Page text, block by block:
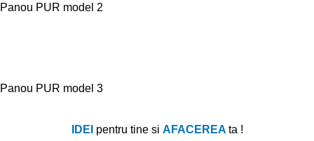
Panou PUR model 2
Panou PUR model 3
IDEI pentru tine si AFACEREA ta !